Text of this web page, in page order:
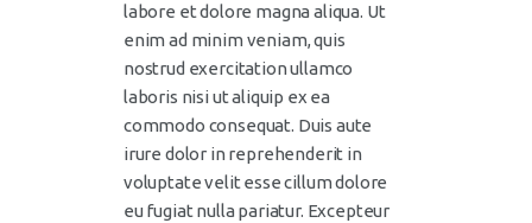
labore et dolore magna aliqua. Ut
enim ad minim veniam, quis
nostrud exercitation ullamco
laboris nisi ut aliquip ex ea
commodo consequat. Duis aute
irure dolor in reprehenderit in
voluptate velit esse cillum dolore
eu fugiat nulla pariatur. Excepteur